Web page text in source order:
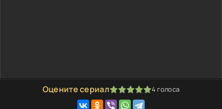
Оцените сериал
1 2 3 4 5 4 голоса